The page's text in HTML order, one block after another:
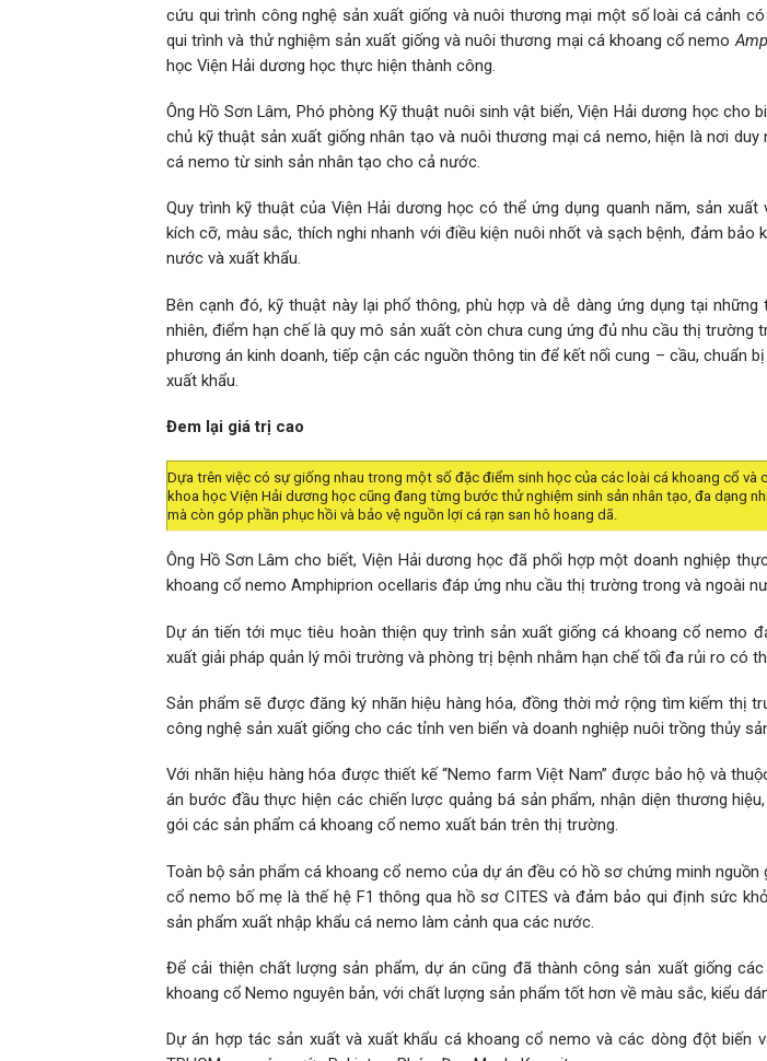
cứu qui trình công nghệ sản xuất giống và nuôi thương mại một số loài cá cảnh
qui trình và thử nghiệm sản xuất giống và nuôi thương mại cá khoang cổ nemo
học Viện Hải dương học thực hiện thành công.
Ông Hồ Sơn Lâm, Phó phòng Kỹ thuật nuôi sinh vật biển, Viện Hải dương học cho
chủ kỹ thuật sản xuất giống nhân tạo và nuôi thương mại cá nemo, hiện là nơi duy
cá nemo từ sinh sản nhân tạo cho cả nước.
Quy trình kỹ thuật của Viện Hải dương học có thể ứng dụng quanh năm, sản
kích cỡ, màu sắc, thích nghi nhanh với điều kiện nuôi nhốt và sạch bệnh, đảm
nước và xuất khẩu.
Bên cạnh đó, kỹ thuật này lại phổ thông, phù hợp và dễ dàng ứng dụng tại
nhiên, điểm hạn chế là quy mô sản xuất còn chưa cung ứng đủ nhu cầu thị trường
phương án kinh doanh, tiếp cận các nguồn thông tin để kết nối cung – cầu, chuẩn
xuất khẩu.
Đem lại giá trị cao
Dựa trên việc có sự giống nhau trong một số đặc điểm sinh học của các loài cá khoang cổ và
khoa học Viện Hải dương học cũng đang từng bước thử nghiệm sinh sản nhân tạo, đa dạng
mà còn góp phần phục hồi và bảo vệ nguồn lợi cá rạn san hô hoang dã.
Ông Hồ Sơn Lâm cho biết, Viện Hải dương học đã phối hợp một doanh nghiệp
khoang cổ nemo Amphiprion ocellaris đáp ứng nhu cầu thị trường trong và ngoài
Dự án tiến tới mục tiêu hoàn thiện quy trình sản xuất giống cá khoang cổ nemo
xuất giải pháp quản lý môi trường và phòng trị bệnh nhằm hạn chế tối đa rủi ro có
Sản phẩm sẽ được đăng ký nhãn hiệu hàng hóa, đồng thời mở rộng tìm kiếm thị
công nghệ sản xuất giống cho các tỉnh ven biển và doanh nghiệp nuôi trồng thủy
Với nhãn hiệu hàng hóa được thiết kế “Nemo farm Việt Nam” được bảo hộ và
án bước đầu thực hiện các chiến lược quảng bá sản phẩm, nhận diện thương
gói các sản phẩm cá khoang cổ nemo xuất bán trên thị trường.
Toàn bộ sản phẩm cá khoang cổ nemo của dự án đều có hồ sơ chứng minh
cổ nemo bố mẹ là thế hệ F1 thông qua hồ sơ CITES và đảm bảo qui định sức
sản phẩm xuất nhập khẩu cá nemo làm cảnh qua các nước.
Để cải thiện chất lượng sản phẩm, dự án cũng đã thành công sản xuất giống
khoang cổ Nemo nguyên bản, với chất lượng sản phẩm tốt hơn về màu sắc, kiểu
Dự án hợp tác sản xuất và xuất khẩu cá khoang cổ nemo và các dòng đột biến